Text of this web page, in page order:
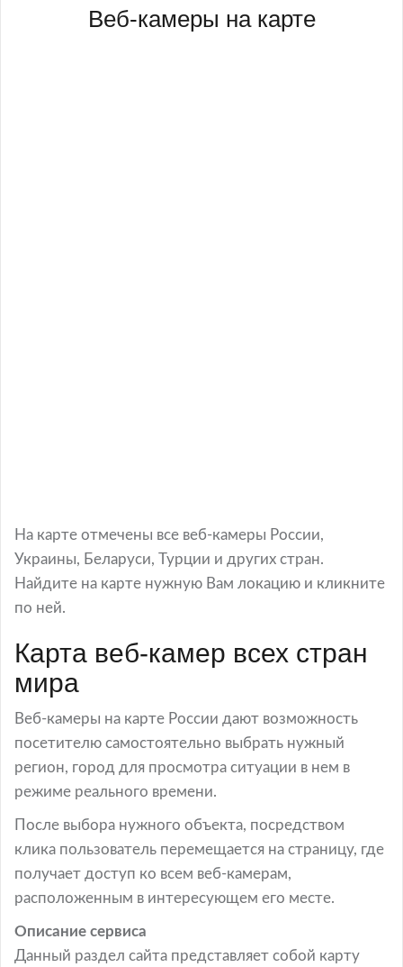
Веб-камеры на карте
На карте отмечены все веб-камеры России,
Украины, Беларуси, Турции и других стран.
Найдите на карте нужную Вам локацию и кликните
по ней.
Карта веб-камер всех стран
мира
Веб-камеры на карте России дают возможность
посетителю самостоятельно выбрать нужный
регион, город для просмотра ситуации в нем в
режиме реального времени.
После выбора нужного объекта, посредством
клика пользователь перемещается на страницу, где
получает доступ ко всем веб-камерам,
расположенным в интересующем его месте.
Описание сервиса
Данный раздел сайта представляет собой карту